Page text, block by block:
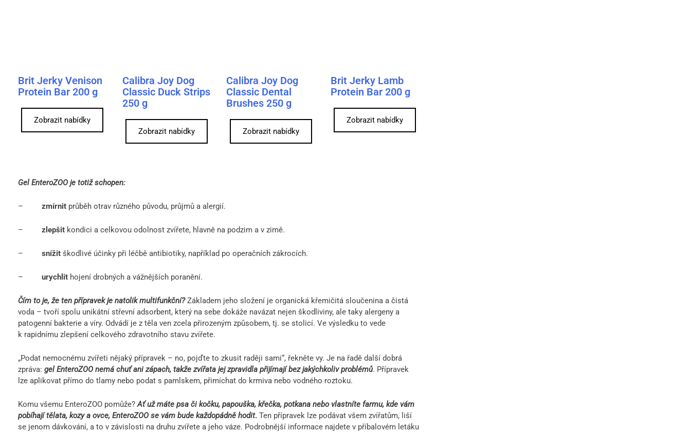
Brit Jerky Venison
Protein Bar 200 g
Zobrazit nabídky
Calibra Joy Dog
Classic Duck Strips
250 g
Zobrazit nabídky
Calibra Joy Dog
Classic Dental
Brushes 250 g
Zobrazit nabídky
Brit Jerky Lamb
Protein Bar 200 g
Zobrazit nabídky
Gel EnteroZOO je totiž schopen:
– zmírnit průběh otrav různého původu, průjmů a alergií.
– zlepšit kondici a celkovou odolnost zvířete, hlavně na podzim a v zimě.
– snížit škodlivé účinky při léčbě antibiotiky, například po operačních zákrocích.
– urychlit hojení drobných a vážnějších poranění.
Čím to je, že ten přípravek je natolik multifunkční?Základem jeho složení je organická křemičitá sloučenina a čistá
voda – tvoří spolu unikátní střevní adsorbent, který na sebe dokáže navázat nejen škodliviny, ale taky alergeny a
patogenní bakterie a víry. Odvádí je z těla ven zcela přirozeným způsobem, tj. se stolicí. Ve výsledku to vede
k rapidnímu zlepšení celkového zdravotního stavu zvířete.
„Podat nemocnému zvířeti nějaký přípravek – no, pojďte to zkusit raději sami“, řekněte vy. Je na řadě další dobrá
zpráva: gel EnteroZOO nemá chuť ani zápach, takže zvířata jej zpravidla přijímají bez jakýchkoliv problémů. Přípravek
lze aplikovat přímo do tlamy nebo podat s pamlskem, přimíchat do krmiva nebo vodného roztoku.
Komu všemu EnteroZOO pomůže?Ať už máte psa či kočku, papouška, křečka, potkana nebo vlastníte farmu, kde vám
pobíhají tělata, kozy a ovce, EnteroZOO se vám bude každopádně hodit. Ten přípravek lze podávat všem zvířatům, liší
se jenom dávkování, a to v závislosti na druhu zvířete a jeho váze. Podrobnější informace najdete v příbalovém letáku